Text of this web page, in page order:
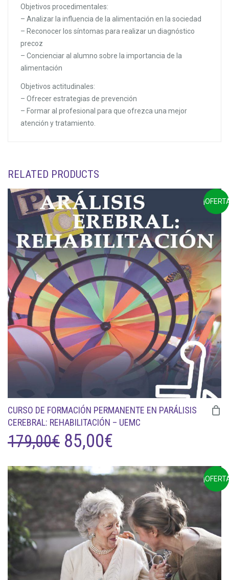
Objetivos procedimentales:
– Analizar la influencia de la alimentación en la sociedad
– Reconocer los síntomas para realizar un diagnóstico
precoz
– Concienciar al alumno sobre la importancia de la
alimentación
Objetivos actitudinales:
– Ofrecer estrategias de prevención
– Formar al profesional para que ofrezca una mejor
atención y tratamiento.
RELATED PRODUCTS
CURSO DE FORMACIÓN PERMANENTE EN PARÁLISIS
CEREBRAL: REHABILITACIÓN – UEMC
179,00€ EL
PRECIO
ORIGINAL
ERA:
179,00€.
85,00€
PRECIO
ACTUAL
ES:
85,00€.